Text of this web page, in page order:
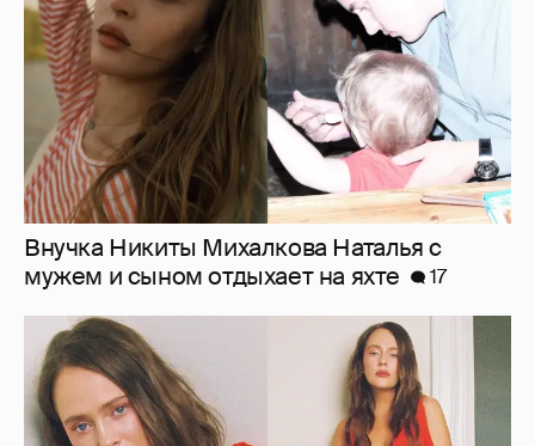
"Лолита". Аглая Тарасова снялась в мини-
платье с декольте и чулках
43